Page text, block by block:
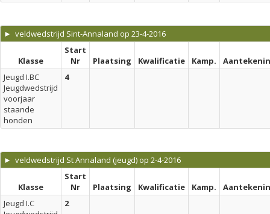
► veldwedstrijd Sint-Annaland op 23-4-2016
Klasse
Start
Nr
Plaatsing Kwalificatie Kamp.
Jeugd I.BC
Jeugdwedstrijd
voorjaar
staande
honden
4
► veldwedstrijd St Annaland (jeugd) op 2-4-2016
Klasse
Start
Nr
Plaatsing Kwalificatie Kamp.
Jeugd I.C
2